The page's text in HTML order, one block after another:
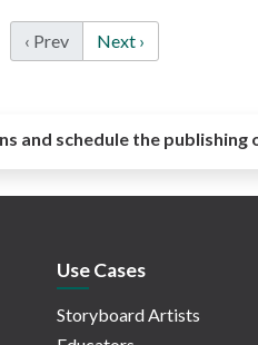
‹ Prev Next ›
and schedule the publishing
Use Cases
Storyboard Artists